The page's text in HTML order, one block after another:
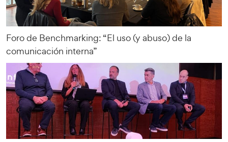
Foro de Benchmarking: “El uso (y abuso) de la
comunicación interna”